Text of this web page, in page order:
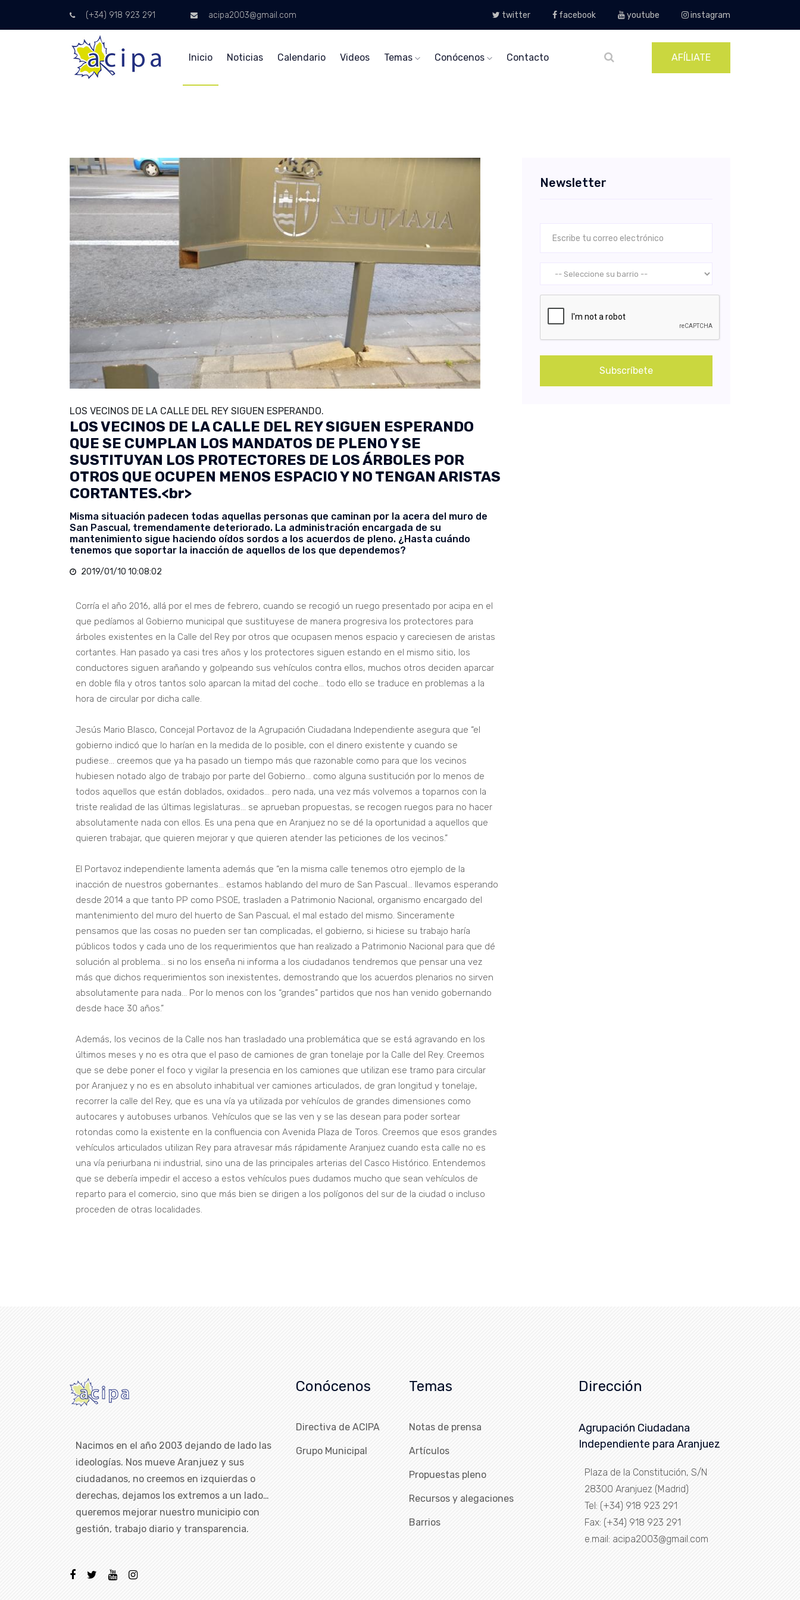
(+34) 918 923 291 acipa2003@gmail.com twitter facebook youtube instagram
Inicio Noticias Calendario Videos Temas Conócenos Contacto AFÍLIATE
LOS VECINOS DE LA CALLE DEL REY SIGUEN ESPERANDO.
LOS VECINOS DE LA CALLE DEL REY SIGUEN ESPERANDO
QUE SE CUMPLAN LOS MANDATOS DE PLENO Y SE
SUSTITUYAN LOS PROTECTORES DE LOS ÁRBOLES POR
OTROS QUE OCUPEN MENOS ESPACIO Y NO TENGAN ARISTAS
CORTANTES.<br>
Misma situación padecen todas aquellas personas que caminan por la acera del muro de
San Pascual, tremendamente deteriorado. La administración encargada de su
mantenimiento sigue haciendo oídos sordos a los acuerdos de pleno. ¿Hasta cuándo
tenemos que soportar la inacción de aquellos de los que dependemos?
2019/01/10 10:08:02
Corría el año 2016, allá por el mes de febrero, cuando se recogió un ruego presentado por acipa en el
que pedíamos al Gobierno municipal que sustituyese de manera progresiva los protectores para
árboles existentes en la Calle del Rey por otros que ocupasen menos espacio y careciesen de aristas
cortantes. Han pasado ya casi tres años y los protectores siguen estando en el mismo sitio, los
conductores siguen arañando y golpeando sus vehículos contra ellos, muchos otros deciden aparcar
en doble fila y otros tantos solo aparcan la mitad del coche… todo ello se traduce en problemas a la
hora de circular por dicha calle.
Jesús Mario Blasco, Concejal Portavoz de la Agrupación Ciudadana Independiente asegura que “el
gobierno indicó que lo harían en la medida de lo posible, con el dinero existente y cuando se
pudiese... creemos que ya ha pasado un tiempo más que razonable como para que los vecinos
hubiesen notado algo de trabajo por parte del Gobierno… como alguna sustitución por lo menos de
todos aquellos que están doblados, oxidados… pero nada, una vez más volvemos a toparnos con la
triste realidad de las últimas legislaturas… se aprueban propuestas, se recogen ruegos para no hacer
absolutamente nada con ellos. Es una pena que en Aranjuez no se dé la oportunidad a aquellos que
quieren trabajar, que quieren mejorar y que quieren atender las peticiones de los vecinos.”
El Portavoz independiente lamenta además que “en la misma calle tenemos otro ejemplo de la
inacción de nuestros gobernantes… estamos hablando del muro de San Pascual… llevamos esperando
desde 2014 a que tanto PP como PSOE, trasladen a Patrimonio Nacional, organismo encargado del
mantenimiento del muro del huerto de San Pascual, el mal estado del mismo. Sinceramente
pensamos que las cosas no pueden ser tan complicadas, el gobierno, si hiciese su trabajo haría
públicos todos y cada uno de los requerimientos que han realizado a Patrimonio Nacional para que dé
solución al problema… si no los enseña ni informa a los ciudadanos tendremos que pensar una vez
más que dichos requerimientos son inexistentes, demostrando que los acuerdos plenarios no sirven
absolutamente para nada… Por lo menos con los “grandes” partidos que nos han venido gobernando
desde hace 30 años.”
Además, los vecinos de la Calle nos han trasladado una problemática que se está agravando en los
últimos meses y no es otra que el paso de camiones de gran tonelaje por la Calle del Rey. Creemos
que se debe poner el foco y vigilar la presencia en los camiones que utilizan ese tramo para circular
por Aranjuez y no es en absoluto inhabitual ver camiones articulados, de gran longitud y tonelaje,
recorrer la calle del Rey, que es una vía ya utilizada por vehículos de grandes dimensiones como
autocares y autobuses urbanos. Vehículos que se las ven y se las desean para poder sortear
rotondas como la existente en la confluencia con Avenida Plaza de Toros. Creemos que esos grandes
vehículos articulados utilizan Rey para atravesar más rápidamente Aranjuez cuando esta calle no es
una vía periurbana ni industrial, sino una de las principales arterias del Casco Histórico. Entendemos
que se debería impedir el acceso a estos vehículos pues dudamos mucho que sean vehículos de
reparto para el comercio, sino que más bien se dirigen a los polígonos del sur de la ciudad o incluso
proceden de otras localidades.
Newsletter
Subscríbete
Nacimos en el año 2003 dejando de lado las
ideologías. Nos mueve Aranjuez y sus
ciudadanos, no creemos en izquierdas o
derechas, dejamos los extremos a un lado…
queremos mejorar nuestro municipio con
gestión, trabajo diario y transparencia.
Conócenos
Directiva de ACIPA
Grupo Municipal
Temas
Notas de prensa
Artículos
Propuestas pleno
Recursos y alegaciones
Barrios
Dirección
Agrupación Ciudadana
Independiente para Aranjuez
Plaza de la Constitución, S/N
28300 Aranjuez (Madrid)
Tel: (+34) 918 923 291
Fax: (+34) 918 923 291
e.mail: acipa2003@gmail.com